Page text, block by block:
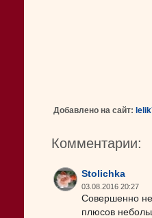
Добавлено на сайт:
Комментарии:
Stolichka
03.08.2016 20:27
Совершенно не
плюсов